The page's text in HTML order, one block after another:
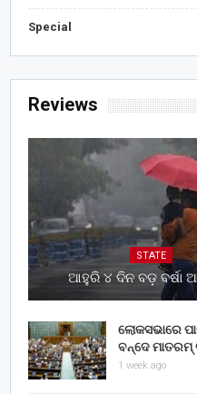
Special
Reviews
STATE
ଆହୁରି ୪ ଦିନ ବଡ଼ ବର୍ଷା
ଲୋକସଭାରେ
ବନ୍ଦେ
1 week ago